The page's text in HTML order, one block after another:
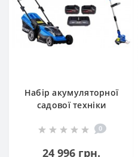
Набір акумуляторної
садової техніки
GT1801LI Hyundai +
0
24 996 грн.